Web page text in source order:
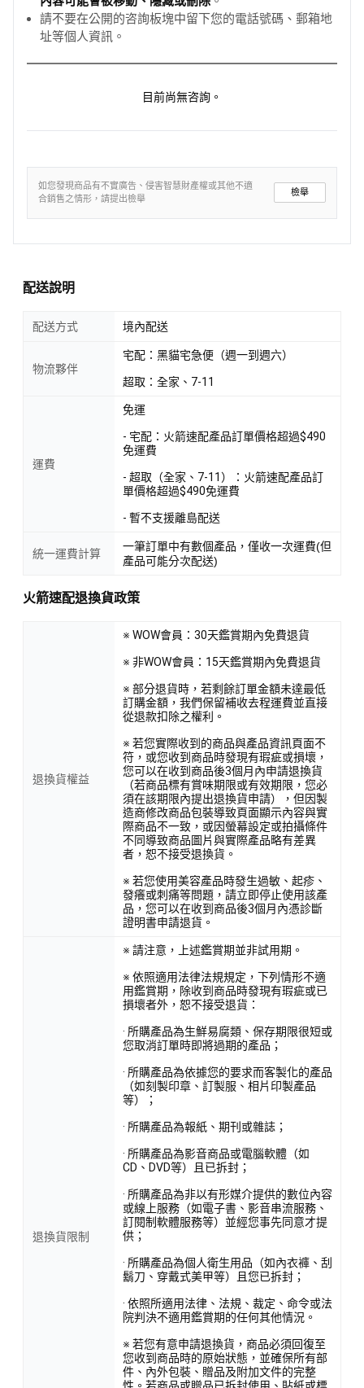
請不要在公開的咨詢板塊中留下您的電話號碼、郵箱地
址等個人資訊。
目前尚無咨詢。
如您發現商品有不實廣告、侵害智慧財產權或其他不適
合銷售之情形，請提出檢舉
檢舉
配送說明
配送方式 境內配送
物流夥伴
宅配：黑貓宅急便（週一到週六）
超取：全家、7-11
運費
免運
- 宅配：火箭速配產品訂單價格超過$490
免運費
- 超取（全家、7-11）：火箭速配產品訂
單價格超過$490免運費
- 暫不支援離島配送
統一運費計算
一筆訂單中有數個產品，僅收一次運費(但
產品可能分次配送)
火箭速配退換貨政策
退換貨權益
※ WOW會員：30天鑑賞期內免費退貨
※ 非WOW會員：15天鑑賞期內免費退貨
※ 部分退貨時，若剩餘訂單金額未達最低
訂購金額，我們保留補收去程運費並直接
從退款扣除之權利。
※ 若您實際收到的商品與產品資訊頁面不
符，或您收到商品時發現有瑕疵或損壞，
您可以在收到商品後3個月內申請退換貨
（若商品標有賞味期限或有效期限，您必
須在該期限內提出退換貨申請），但因製
造商修改商品包裝導致頁面顯示內容與實
際商品不一致，或因螢幕設定或拍攝條件
不同導致商品圖片與實際產品略有差異
者，恕不接受退換貨。
※ 若您使用美容產品時發生過敏、起疹、
發癢或刺痛等問題，請立即停止使用該產
品，您可以在收到商品後3個月內憑診斷
證明書申請退貨。
退換貨限制
※ 請注意，上述鑑賞期並非試用期。
※ 依照適用法律法規規定，下列情形不適
用鑑賞期，除收到商品時發現有瑕疵或已
損壞者外，恕不接受退貨：
· 所購產品為生鮮易腐類、保存期限很短或
您取消訂單時即將過期的產品；
· 所購產品為依據您的要求而客製化的產品
（如刻製印章、訂製服、相片印製產品
等）；
· 所購產品為報紙、期刊或雜誌；
· 所購產品為影音商品或電腦軟體（如
CD、DVD等）且已拆封；
· 所購產品為非以有形媒介提供的數位內容
或線上服務（如電子書、影音串流服務、
訂閱制軟體服務等）並經您事先同意才提
供；
· 所購產品為個人衛生用品（如內衣褲、刮
鬍刀、穿戴式美甲等）且您已拆封；
· 依照所適用法律、法規、裁定、命令或法
院判決不適用鑑賞期的任何其他情況。
※ 若您有意申請退換貨，商品必須回復至
您收到商品時的原始狀態，並確保所有部
件、內外包裝、贈品及附加文件的完整
性。若商品或贈品已拆封使用、貼紙或標